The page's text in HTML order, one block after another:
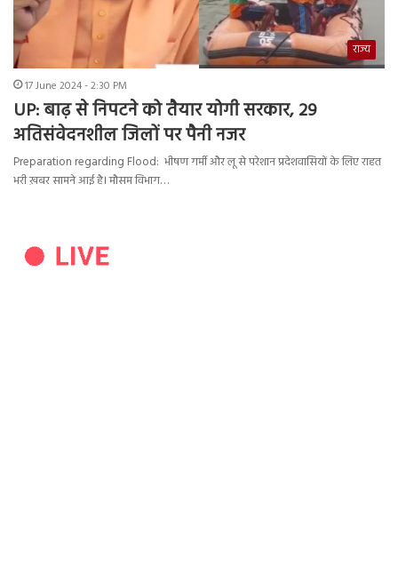
राज्य
17 June 2024 - 2:30 PM
UP: बाढ़ से निपटने को तैयार योगी सरकार, 29
अतिसंवेदनशील जिलों पर पैनी नजर
Preparation regarding Flood: भीषण गर्मी और लू से परेशान प्रदेशवासियों के लिए राहत
भरी ख़बर सामने आई है। मौसम विभाग…